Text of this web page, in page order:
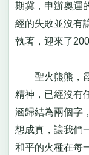
期冀，申辦奧運
經的失敗並沒有
執著，迎來了
聖火熊熊，霞
精神，已經沒有
涵歸結為兩個字
想成真，讓我們
和平的火種在每